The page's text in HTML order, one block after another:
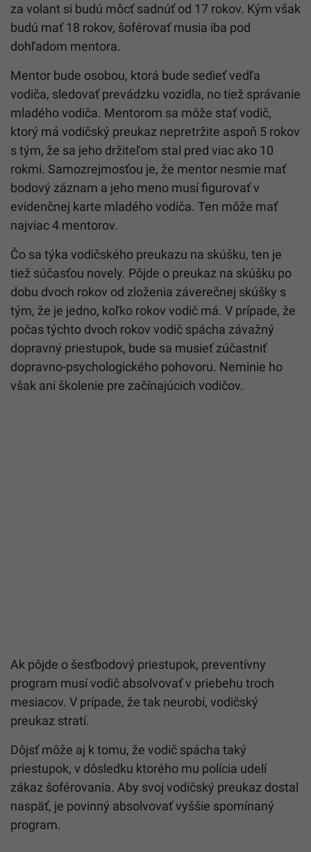
za volant si budú môcť sadnúť od 17 rokov. Kým však
budú mať 18 rokov, šoférovať musia iba pod
dohľadom mentora.
Mentor bude osobou, ktorá bude sedieť vedľa
vodiča, sledovať prevádzku vozidla, no tiež správanie
mladého vodiča. Mentorom sa môže stať vodič,
ktorý má vodičský preukaz nepretržite aspoň 5 rokov
s tým, že sa jeho držiteľom stal pred viac ako 10
rokmi. Samozrejmosťou je, že mentor nesmie mať
bodový záznam a jeho meno musí figurovať v
evidenčnej karte mladého vodiča. Ten môže mať
najviac 4 mentorov.
Čo sa týka vodičského preukazu na skúšku, ten je
tiež súčasťou novely. Pôjde o preukaz na skúšku po
dobu dvoch rokov od zloženia záverečnej skúšky s
tým, že je jedno, koľko rokov vodič má. V prípade, že
počas týchto dvoch rokov vodič spácha závažný
dopravný priestupok, bude sa musieť zúčastniť
dopravno-psychologického pohovoru. Neminie ho
však ani školenie pre začínajúcich vodičov.
Ak pôjde o šesťbodový priestupok, preventívny
program musí vodič absolvovať v priebehu troch
mesiacov. V prípade, že tak neurobí, vodičský
preukaz stratí.
Dôjsť môže aj k tomu, že vodič spácha taký
priestupok, v dôsledku ktorého mu polícia udelí
zákaz šoférovania. Aby svoj vodičský preukaz dostal
naspäť, je povinný absolvovať vyššie spomínaný
program.